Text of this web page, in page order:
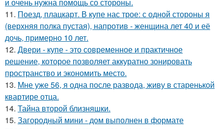
и очень нужна помощь со стороны.
11. Поезд, плацкарт. В купе нас трое: с одной стороны я
(верхняя полка пустая), напротив - женщина лет 40 и её
дочь, примерно 10 лет.
12. Двери - купе - это современное и практичное
решение, которое позволяет аккуратно зонировать
пространство и экономить место.
13. Мне уже 56, я одна после развода, живу в старенькой
квартире отца.
14. Тайна второй близняшки.
15. Загородный мини - дом выполнен в формате